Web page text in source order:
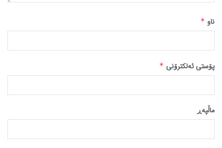
ناو *
پۆستی ئەلکترۆنی *
ماڵپه‌ڕ